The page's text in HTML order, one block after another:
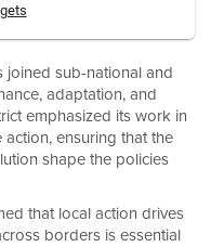
joined sub-national and
adaptation, and
emphasized its work in
ensuring that the
shape the policies
that local action drives
borders is essential